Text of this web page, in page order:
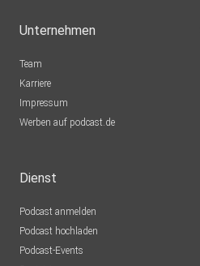
Unternehmen
Team
Karriere
Impressum
Werben auf podcast.de
Dienst
Podcast anmelden
Podcast hochladen
Podcast-Events